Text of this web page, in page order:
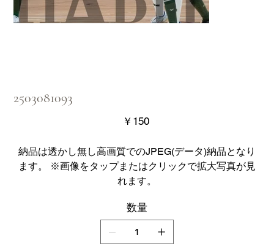
2503081093
価
格
￥150
納品は透かし無し高画質でのJPEG(データ)納品となり
ます。 ※画像をタップまたはクリックで拡大写真が見
れます。
数量